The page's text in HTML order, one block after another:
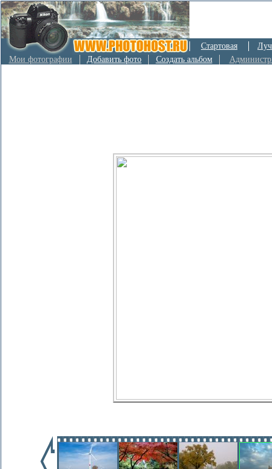
Стартовая
Мои фотографии
Добавить фото Создать альбом